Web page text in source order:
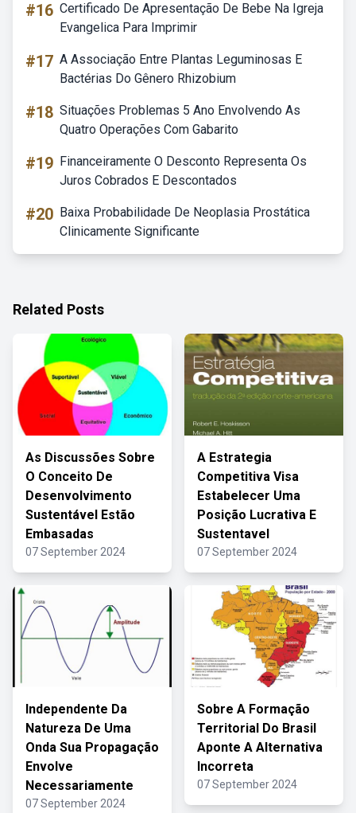
#16 Certificado De Apresentação De Bebe Na Igreja
Evangelica Para Imprimir
#17 A Associação Entre Plantas Leguminosas E
Bactérias Do Gênero Rhizobium
#18 Situações Problemas 5 Ano Envolvendo As
Quatro Operações Com Gabarito
#19 Financeiramente O Desconto Representa Os
Juros Cobrados E Descontados
#20 Baixa Probabilidade De Neoplasia Prostática
Clinicamente Significante
Related Posts
As Discussões Sobre
O Conceito De
Desenvolvimento
Sustentável Estão
Embasadas
07 September 2024
A Estrategia
Competitiva Visa
Estabelecer Uma
Posição Lucrativa E
Sustentavel
07 September 2024
Independente Da
Natureza De Uma
Onda Sua Propagação
Envolve
Necessariamente
07 September 2024
Sobre A Formação
Territorial Do Brasil
Aponte A Alternativa
Incorreta
07 September 2024